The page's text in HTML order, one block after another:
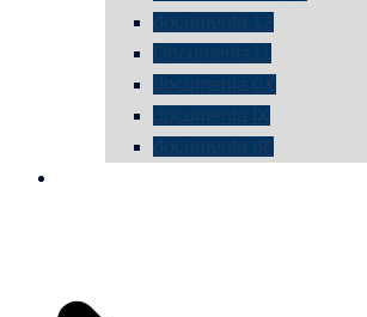
documenta 12
Documenta11
documenta dX
documenta IX
documenta d8